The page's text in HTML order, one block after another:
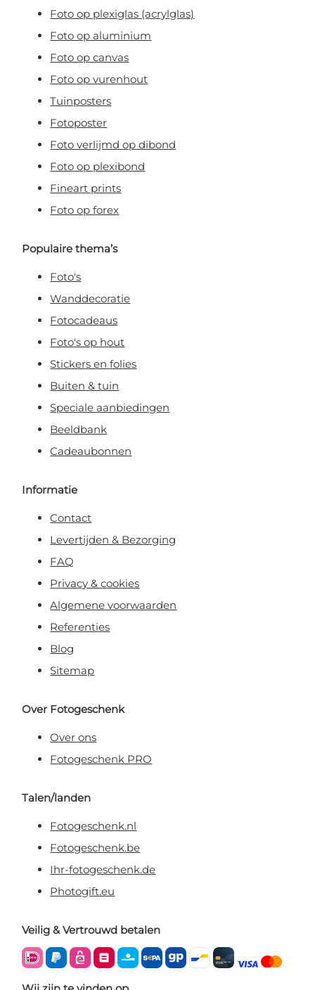
Foto op plexiglas (acrylglas)
Foto op aluminium
Foto op canvas
Foto op vurenhout
Tuinposters
Fotoposter
Foto verlijmd op dibond
Foto op plexibond
Fineart prints
Foto op forex
Populaire thema’s
Foto's
Wanddecoratie
Fotocadeaus
Foto's op hout
Stickers en folies
Buiten & tuin
Speciale aanbiedingen
Beeldbank
Cadeaubonnen
Informatie
Contact
Levertijden & Bezorging
FAQ
Privacy & cookies
Algemene voorwaarden
Referenties
Blog
Sitemap
Over Fotogeschenk
Over ons
Fotogeschenk PRO
Talen/landen
Fotogeschenk.nl
Fotogeschenk.be
Ihr-fotogeschenk.de
Photogift.eu
Veilig & Vertrouwd betalen